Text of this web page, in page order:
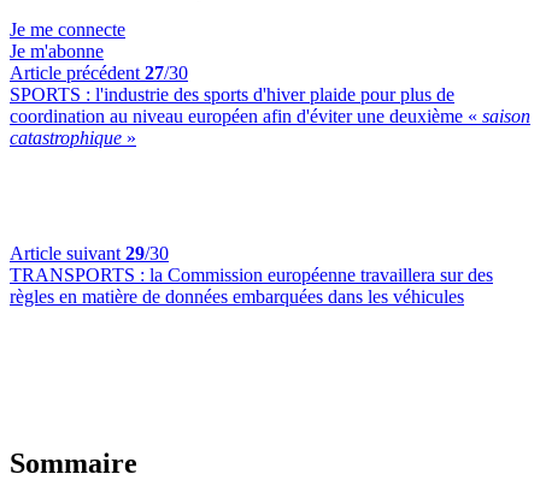
Je me connecte
Je m'abonne
Article précédent 27/30
SPORTS : l'industrie des sports d'hiver plaide pour plus de
coordination au niveau européen afin d'éviter une deuxième « saison
catastrophique »
Article suivant 29/30
TRANSPORTS : la Commission européenne travaillera sur des
règles en matière de données embarquées dans les véhicules
Sommaire